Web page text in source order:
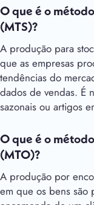
O que é o
(MTS)?
A produção para
que as empresas
tendências do
dados de vendas. É
sazonais ou artigos
O que é o
(MTO)?
A produção por
em que os bens são